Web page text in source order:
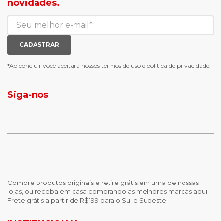
blusa biamar
casaco biamar
jaqueta puffer feminina
calças femininas
mochilas e gym sack
novidades.
CADASTRAR
*Ao concluir você aceitará nossos termos de uso e política de privacidade.
Siga-nos
Compre produtos originais e retire grátis em uma de nossas
lojas, ou receba em casa comprando as melhores marcas aqui.
Frete grátis a partir de R$199 para o Sul e Sudeste.